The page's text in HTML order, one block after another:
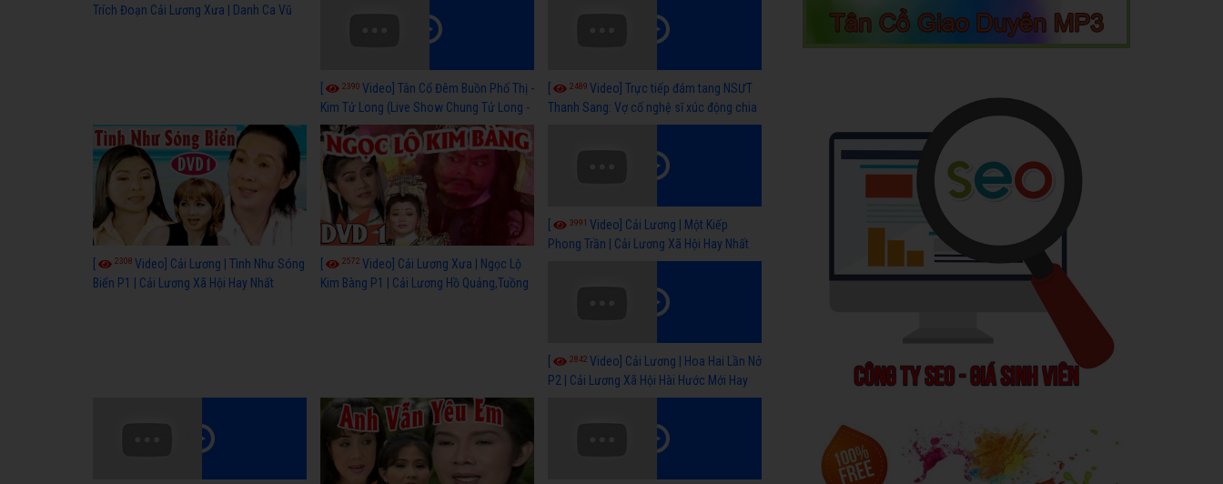
Trích Đoạn Cải Lương Xưa | Danh Ca Vũ
2390 Video] Tân Cổ Đêm Buồn Phố Thị -
Kim Tử Long (Live Show Chung Tử Long -
Vòng Tay Nghê Sỹ)
2489 Video] Trực tiếp đám tang NSƯT
Thanh Sang: Vợ cố nghệ sĩ xúc động chia
2308 Video] Cải Lương | Tình Như Sóng
Biển P1 | Cải Lương Xã Hội Hay Nhất
2572 Video] Cải Lương Xưa | Ngọc Lộ
Kim Bàng P1 | Cải Lương Hồ Quảng,Tuồng
3991 Video] Cải Lương | Một Kiếp
Phong Trần | Cải Lương Xã Hội Hay Nhất
2842 Video] Cải Lương | Hoa Hai Lần Nở
P2 | Cải Lương Xã Hội Hài Hước Mới Hay